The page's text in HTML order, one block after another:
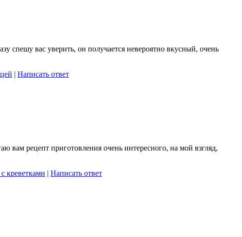
спешу вас уверить, он получается невероятно вкусный, очень
| Написать ответ
рецепт приготовления очень интересного, на мой взгляд,
с креветками | Написать ответ